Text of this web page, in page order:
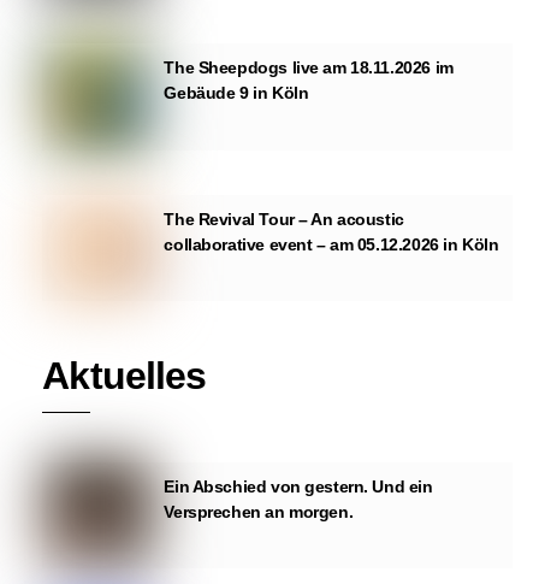
The Sheepdogs live am 18.11.2026 im
Gebäude 9 in Köln
The Revival Tour – An acoustic
collaborative event – am 05.12.2026 in Köln
Aktuelles
Ein Abschied von gestern. Und ein
Versprechen an morgen.